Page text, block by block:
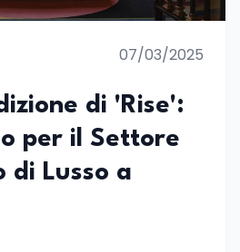
07/03/2025
di 'Rise':
per il Settore
di Lusso a